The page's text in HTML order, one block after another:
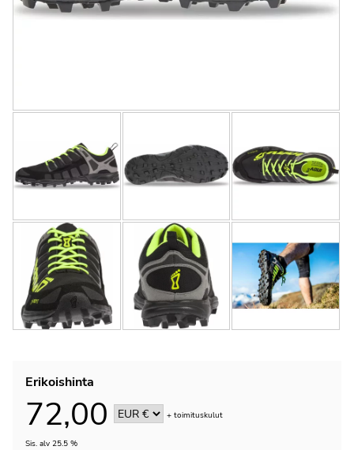
Erikoishinta
72,00 +toimituskulut
Sis. alv 25.5 %